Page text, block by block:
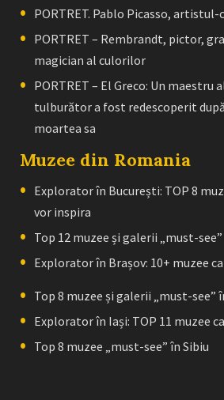
PORTRET. Pablo Picasso, artistul-
PORTRET – Rembrandt, pictor,
magician al culorilor
PORTRET – El Greco: Un
tulburător a fost redescoperit
moartea sa
Muzee din Romania
Explorator în București: TOP 8
vor inspira
Top 12 muzee și galerii „must-
Explorator în Brașov: 10+ muzee
Top 8 muzee și galerii „must-see”
Explorator în Iași: TOP 11 muzee
Top 8 muzee „must-see” în Sibiu